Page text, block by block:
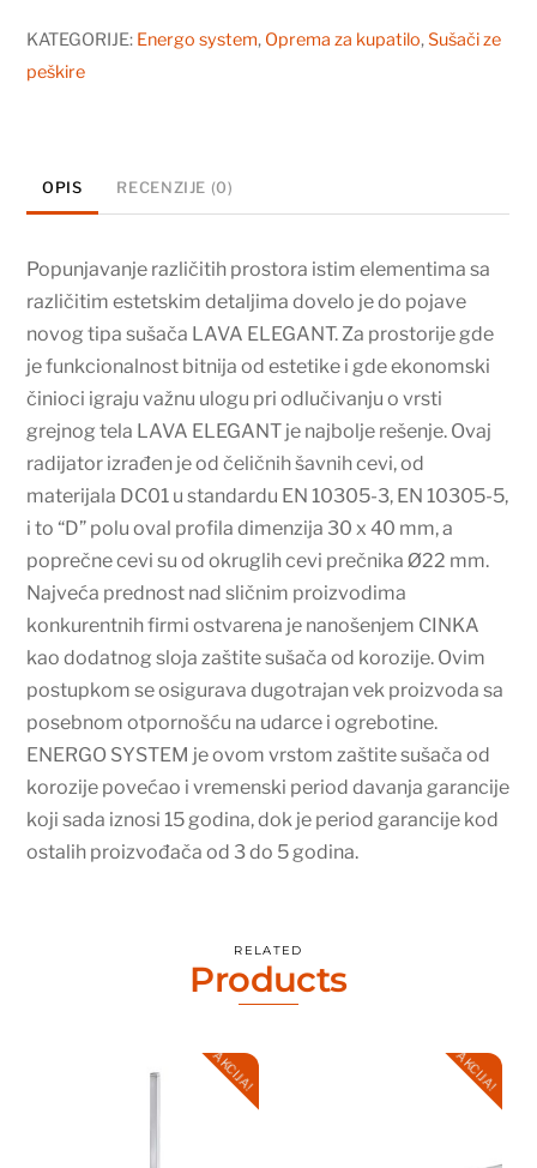
ELEGANT,
400x800
KATEGORIJE: Energo system, Oprema za kupatilo,Sušači ze
peškire
OPIS RECENZIJE (0)
Popunjavanje različitih prostora istim elementima sa
različitim estetskim detaljima dovelo je do pojave
novog tipa sušača LAVA ELEGANT. Za prostorije gde
je funkcionalnost bitnija od estetike i gde ekonomski
činioci igraju važnu ulogu pri odlučivanju o vrsti
grejnog tela LAVA ELEGANT je najbolje rešenje. Ovaj
radijator izrađen je od čeličnih šavnih cevi, od
materijala DC01 u standardu EN 10305-3, EN 10305-5,
i to “D” polu oval profila dimenzija 30 x 40 mm, a
poprečne cevi su od okruglih cevi prečnika Ø22 mm.
Najveća prednost nad sličnim proizvodima
konkurentnih firmi ostvarena je nanošenjem CINKA
kao dodatnog sloja zaštite sušača od korozije. Ovim
postupkom se osigurava dugotrajan vek proizvoda sa
posebnom otpornošću na udarce i ogrebotine.
ENERGO SYSTEM je ovom vrstom zaštite sušača od
korozije povećao i vremenski period davanja garancije
koji sada iznosi 15 godina, dok je period garancije kod
ostalih proizvođača od 3 do 5 godina.
RELATED
Products
AKCIJA! AKCIJA!